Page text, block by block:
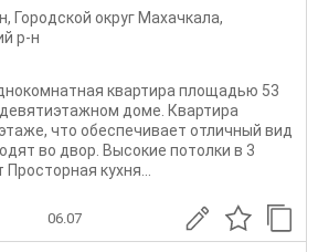
, Городской округ Махачкала,
р-н
квартира площадью 53
доме. Квартира
что обеспечивает отличный вид
во двор. Высокие потолки в 3
кухня...
06.07